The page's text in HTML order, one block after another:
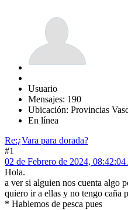
Usuario
Mensajes: 190
Ubicación: Provincias
En línea
Re:¿Vara para dorada?
#1
02 de Febrero de 2024,
Hola.
a ver si alguien nos cuenta algo
quiero ir a ellas y no tengo caña
* Hablemos de pesca pues